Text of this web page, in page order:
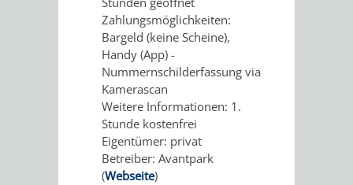
VULKAN
Zahlungsmöglichkeiten:
Bargeld (keine Scheine),
Handy (App) -
Nummernschilderfassung via
Kamerascan
Weitere Informationen: 1.
Stunde kostenfrei
Eigentümer: privat
Betreiber: Avantpark
(Webseite)